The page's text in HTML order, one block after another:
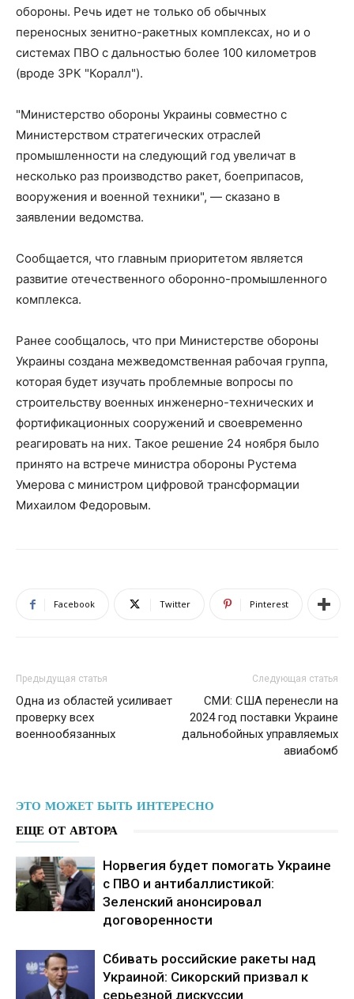
обороны. Речь идет не только об обычных
переносных зенитно-ракетных комплексах, но и о
системах ПВО с дальностью более 100 километров
(вроде ЗРК "Коралл").
"Министерство обороны Украины совместно с
Министерством стратегических отраслей
промышленности на следующий год увеличат в
несколько раз производство ракет, боеприпасов,
вооружения и военной техники", — сказано в
заявлении ведомства.
Сообщается, что главным приоритетом является
развитие отечественного оборонно-промышленного
комплекса.
Ранее сообщалось, что при Министерстве обороны
Украины создана межведомственная рабочая группа,
которая будет изучать проблемные вопросы по
строительству военных инженерно-технических и
фортификационных сооружений и своевременно
реагировать на них. Такое решение 24 ноября было
принято на встрече министра обороны Рустема
Умерова с министром цифровой трансформации
Михаилом Федоровым.
Facebook Twitter Pinterest
Предыдущая статья
Одна из областей усиливает
проверку всех
военнообязанных
Следующая статья
СМИ: США перенесли на
2024 год поставки Украине
дальнобойных управляемых
авиабомб
ЭТО МОЖЕТ БЫТЬ ИНТЕРЕСНО
ЕЩЕ ОТ АВТОРА
Норвегия будет помогать Украине
с ПВО и антибаллистикой:
Зеленский анонсировал
договоренности
Сбивать российские ракеты над
Украиной: Сикорский призвал к
серьезной дискуссии